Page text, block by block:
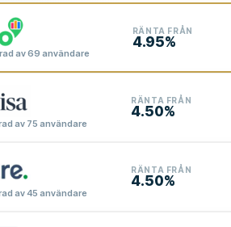
av 69 användare
RÄNTA FRÅN
4.95%
av 75 användare
RÄNTA FRÅN
4.50%
av 45 användare
RÄNTA FRÅN
4.50%